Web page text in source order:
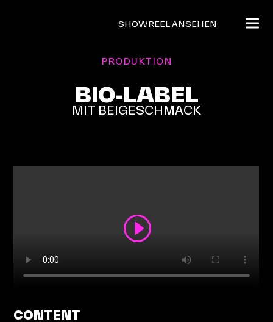
SHOWREEL ANSEHEN
PRODUKTION
BIO-LABEL
MIT BEIGESCHMACK
CONTENT